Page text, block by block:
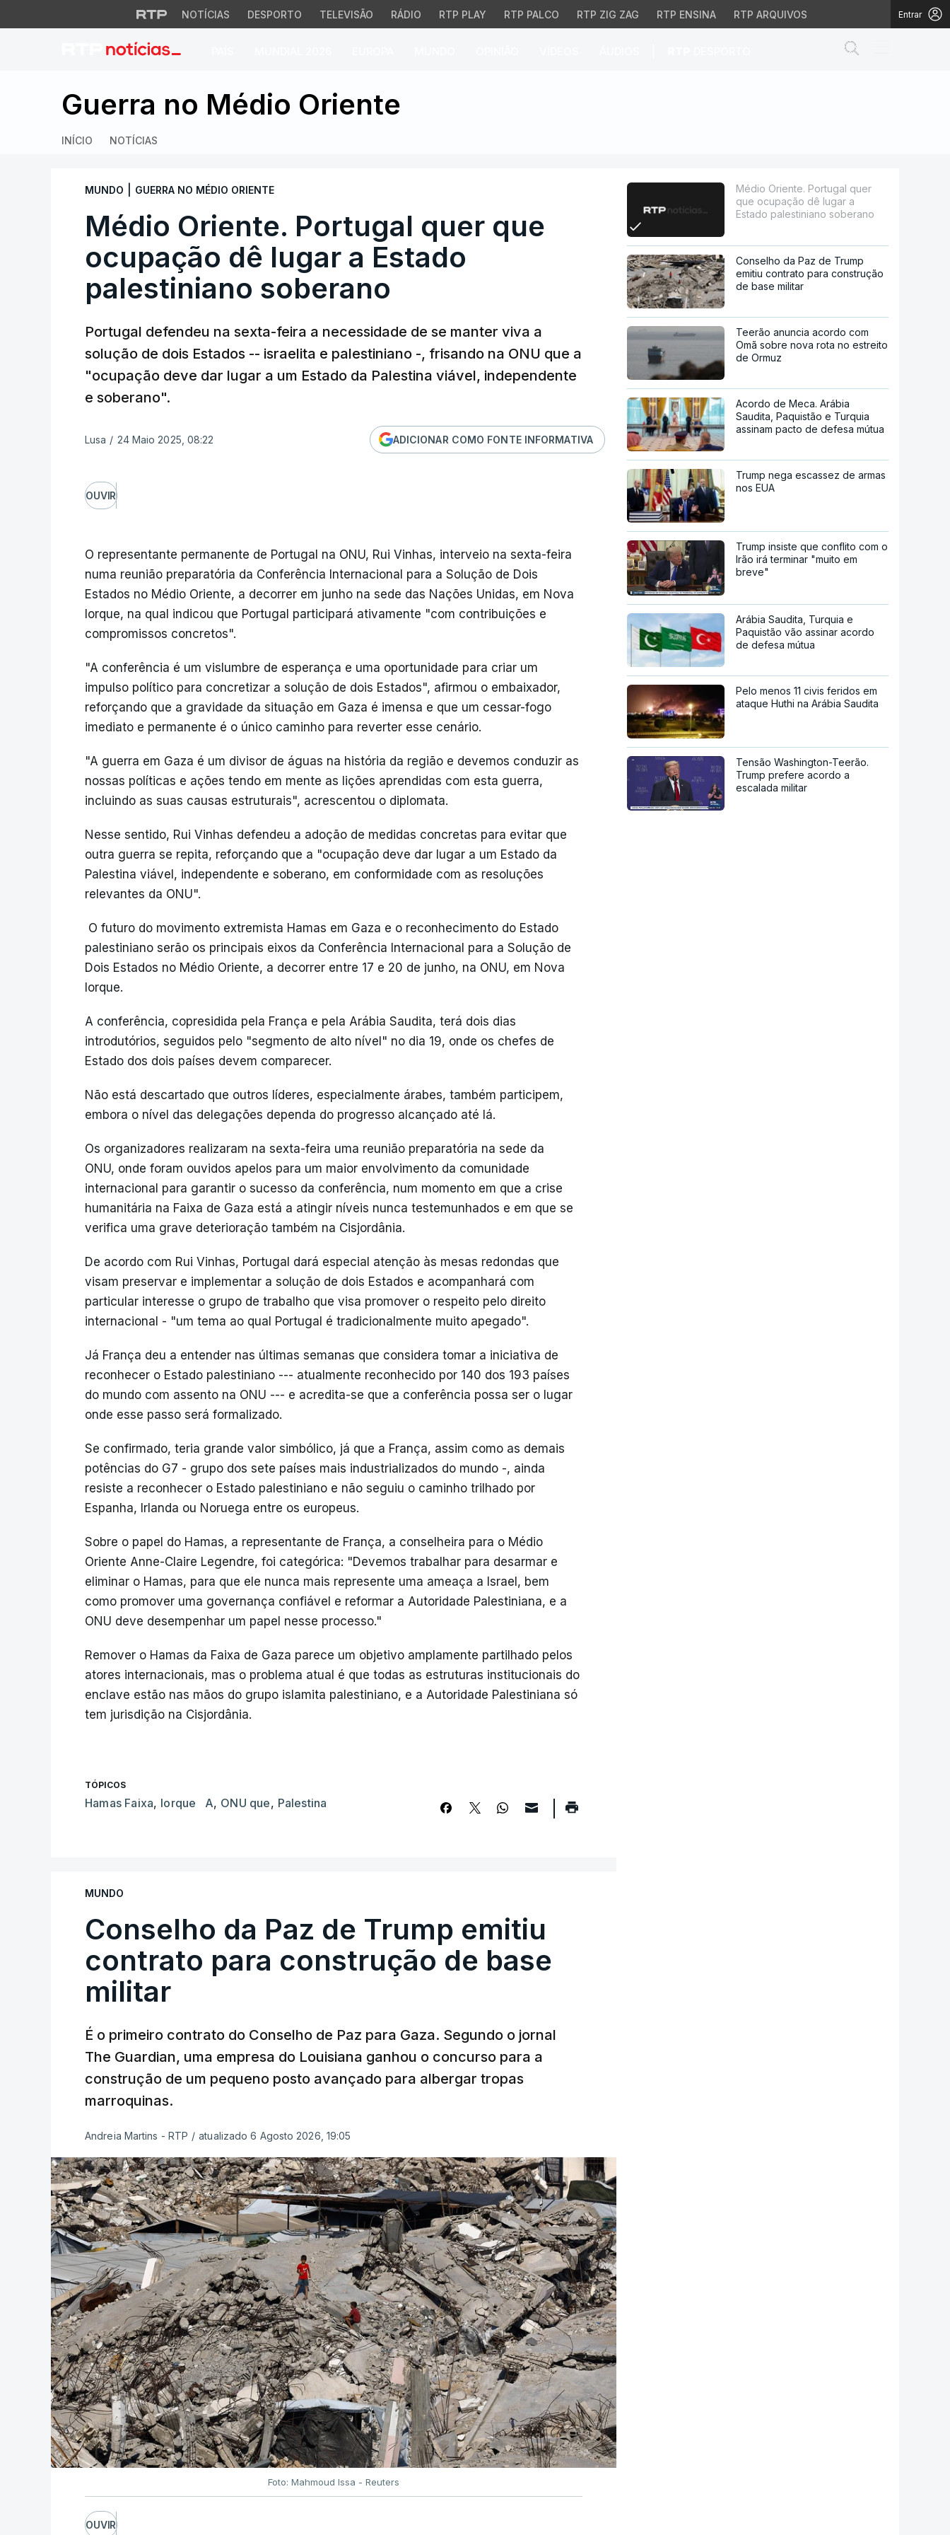
NOTÍCIAS DESPORTO TELEVISÃO RÁDIO RTP PLAY RTP PALCO RTP ZIG ZAG RTP ENSINA RTP ARQUIVOS Entrar
Médio Oriente. Portugal quer que ocupação dê lugar a Estado
Guerra no Médio Oriente
INÍCIO NOTÍCIAS
MUNDO GUERRA NO MÉDIO ORIENTE
Médio Oriente. Portugal quer que
ocupação dê lugar a Estado
palestiniano soberano
Portugal defendeu na sexta-feira a necessidade de se manter viva a
solução de dois Estados -- israelita e palestiniano -, frisando na ONU que a
"ocupação deve dar lugar a um Estado da Palestina viável, independente
e soberano".
Lusa / 24 Maio 2025, 08:22 ADICIONAR COMO FONTE INFORMATIVA
OUVIR
O representante permanente de Portugal na ONU, Rui Vinhas, interveio na sexta-feira
numa reunião preparatória da Conferência Internacional para a Solução de Dois
Estados no Médio Oriente, a decorrer em junho na sede das Nações Unidas, em Nova
Iorque, na qual indicou que Portugal participará ativamente "com contribuições e
compromissos concretos".
"A conferência é um vislumbre de esperança e uma oportunidade para criar um
impulso político para concretizar a solução de dois Estados", afirmou o embaixador,
reforçando que a gravidade da situação em Gaza é imensa e que um cessar-fogo
imediato e permanente é o único caminho para reverter esse cenário.
"A guerra em Gaza é um divisor de águas na história da região e devemos conduzir as
nossas políticas e ações tendo em mente as lições aprendidas com esta guerra,
incluindo as suas causas estruturais", acrescentou o diplomata.
Nesse sentido, Rui Vinhas defendeu a adoção de medidas concretas para evitar que
outra guerra se repita, reforçando que a "ocupação deve dar lugar a um Estado da
Palestina viável, independente e soberano, em conformidade com as resoluções
relevantes da ONU".
O futuro do movimento extremista Hamas em Gaza e o reconhecimento do Estado
palestiniano serão os principais eixos da Conferência Internacional para a Solução de
Dois Estados no Médio Oriente, a decorrer entre 17 e 20 de junho, na ONU, em Nova
Iorque.
A conferência, copresidida pela França e pela Arábia Saudita, terá dois dias
introdutórios, seguidos pelo "segmento de alto nível" no dia 19, onde os chefes de
Estado dos dois países devem comparecer.
Não está descartado que outros líderes, especialmente árabes, também participem,
embora o nível das delegações dependa do progresso alcançado até lá.
Os organizadores realizaram na sexta-feira uma reunião preparatória na sede da
ONU, onde foram ouvidos apelos para um maior envolvimento da comunidade
internacional para garantir o sucesso da conferência, num momento em que a crise
humanitária na Faixa de Gaza está a atingir níveis nunca testemunhados e em que se
verifica uma grave deterioração também na Cisjordânia.
De acordo com Rui Vinhas, Portugal dará especial atenção às mesas redondas que
visam preservar e implementar a solução de dois Estados e acompanhará com
particular interesse o grupo de trabalho que visa promover o respeito pelo direito
internacional - "um tema ao qual Portugal é tradicionalmente muito apegado".
Já França deu a entender nas últimas semanas que considera tomar a iniciativa de
reconhecer o Estado palestiniano --- atualmente reconhecido por 140 dos 193 países
do mundo com assento na ONU --- e acredita-se que a conferência possa ser o lugar
onde esse passo será formalizado.
Se confirmado, teria grande valor simbólico, já que a França, assim como as demais
potências do G7 - grupo dos sete países mais industrializados do mundo -, ainda
resiste a reconhecer o Estado palestiniano e não seguiu o caminho trilhado por
Espanha, Irlanda ou Noruega entre os europeus.
Sobre o papel do Hamas, a representante de França, a conselheira para o Médio
Oriente Anne-Claire Legendre, foi categórica: "Devemos trabalhar para desarmar e
eliminar o Hamas, para que ele nunca mais represente uma ameaça a Israel, bem
como promover uma governança confiável e reformar a Autoridade Palestiniana, e a
ONU deve desempenhar um papel nesse processo."
Remover o Hamas da Faixa de Gaza parece um objetivo amplamente partilhado pelos
atores internacionais, mas o problema atual é que todas as estruturas institucionais do
enclave estão nas mãos do grupo islamita palestiniano, e a Autoridade Palestiniana só
tem jurisdição na Cisjordânia.
TÓPICOS
Hamas Faixa, Iorque A, ONU que, Palestina
MUNDO
Conselho da Paz de Trump emitiu
contrato para construção de base
militar
É o primeiro contrato do Conselho de Paz para Gaza. Segundo o jornal
The Guardian, uma empresa do Louisiana ganhou o concurso para a
construção de um pequeno posto avançado para albergar tropas
marroquinas.
Andreia Martins - RTP / atualizado 6 Agosto 2026, 19:05
Foto: Mahmoud Issa - Reuters
OUVIR
Médio Oriente. Portugal quer
que ocupação dê lugar a
Estado palestiniano soberano
Conselho da Paz de Trump
emitiu contrato para construção
de base militar
Teerão anuncia acordo com
Omã sobre nova rota no estreito
de Ormuz
Acordo de Meca. Arábia
Saudita, Paquistão e Turquia
assinam pacto de defesa mútua
Trump nega escassez de armas
nos EUA
Trump insiste que conflito com o
Irão irá terminar "muito em
breve"
Arábia Saudita, Turquia e
Paquistão vão assinar acordo
de defesa mútua
Pelo menos 11 civis feridos em
ataque Huthi na Arábia Saudita
Tensão Washington-Teerão.
Trump prefere acordo a
escalada militar